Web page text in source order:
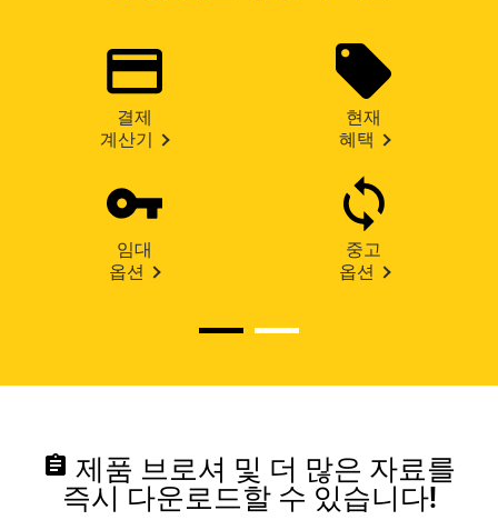
결제
계산기
현재
혜택
임대
옵션
중고
옵션
assignment 제품 브로셔 및 더 많은 자료를
즉시 다운로드할 수 있습니다!